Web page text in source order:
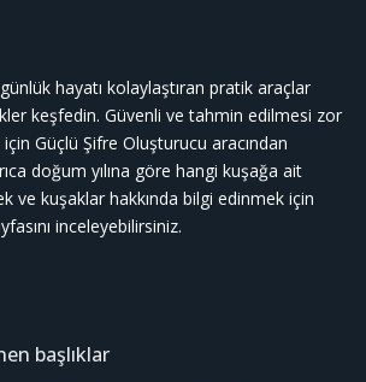
hayatı kolaylaştıran pratik araçlar
keşfedin. Güvenli ve tahmin edilmesi zor
Güçlü Şifre Oluşturucu aracından
doğum yılına göre hangi kuşağa ait
ve kuşaklar hakkında bilgi edinmek için
inceleyebilirsiniz.
başlıklar